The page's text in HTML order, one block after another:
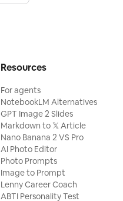
Resources
For agents
NotebookLM Alternatives
GPT Image 2 Slides
Markdown to 𝕏 Article
Nano Banana 2 VS Pro
AI Photo Editor
Photo Prompts
Image to Prompt
Lenny Career Coach
ABTI Personality Test